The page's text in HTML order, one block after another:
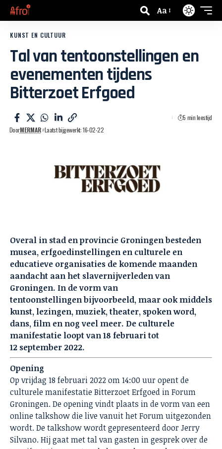
Aa
KUNST EN CULTUUR
Tal van tentoonstellingen en
evenementen tijdens
Bitterzoet Erfgoed
DoorMERMAR Laatst bijgewerkt: 16-02-22
5 min leestijd
Overal in stad en provincie Groningen besteden
musea, erfgoedinstellingen en culturele en
educatieve organisaties de komende maanden
aandacht aan het slavernijverleden van
Groningen. In de vorm van
tentoonstellingen bijvoorbeeld, maar ook middels
kunst, lezingen, muziek, theater, spoken word,
dans, film en nog veel meer. De culturele
manifestatie loopt van 18 februari tot
12 september 2022.
Opening
Op vrijdag 18 februari 2022 om 14:00 uur opent de
culturele manifestatie Bitterzoet Erfgoed in Forum
Groningen. De opening vindt plaats in de vorm van een
online talkshow die live vanuit het Forum uitgezonden
wordt. De talkshow wordt gepresenteerd door Jerry
Silvano. Hij gaat met tal van gasten in gesprek over de